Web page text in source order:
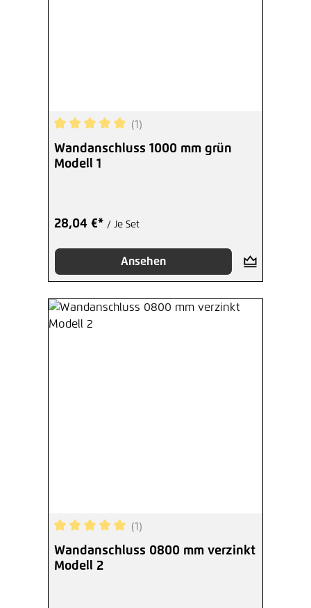
Durchschnittliche Bewertung von 5 von 5
(1)
Wandanschluss 1000 mm grün
Modell 1
28,04 €* / Je Set
Ansehen
Durchschnittliche Bewertung von 5 von 5
(1)
Wandanschluss 0800 mm verzinkt
Modell 2